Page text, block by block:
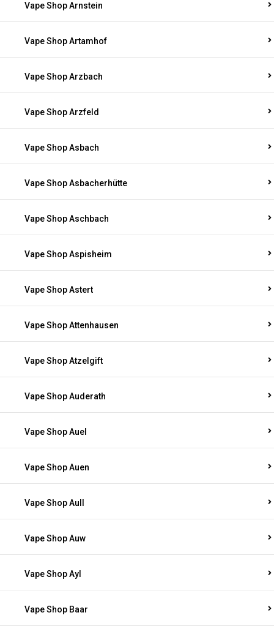
Vape Shop Arnstein
Vape Shop Artamhof
Vape Shop Arzbach
Vape Shop Arzfeld
Vape Shop Asbach
Vape Shop Asbacherhütte
Vape Shop Aschbach
Vape Shop Aspisheim
Vape Shop Astert
Vape Shop Attenhausen
Vape Shop Atzelgift
Vape Shop Auderath
Vape Shop Auel
Vape Shop Auen
Vape Shop Aull
Vape Shop Auw
Vape Shop Ayl
Vape Shop Baar